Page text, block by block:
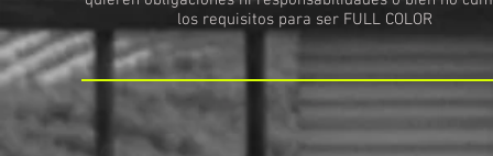
los requisitos para ser FULL COLOR